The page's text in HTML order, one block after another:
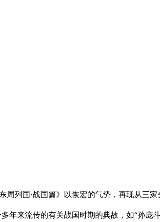
周列国·战国篇》以恢宏的气势，再现从三
来流传的有关战国时期的典故，如“孙庞斗